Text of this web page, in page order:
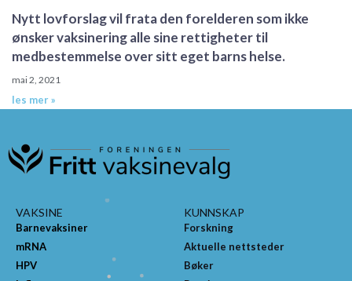
Nytt lovforslag vil frata den forelderen som ikke
ønsker vaksinering alle sine rettigheter til
medbestemmelse over sitt eget barns helse.
mai 2, 2021
les mer »
VAKSINE
Barnevaksiner
mRNA
HPV
KUNNSKAP
Forskning
Aktuelle nettsteder
Bøker